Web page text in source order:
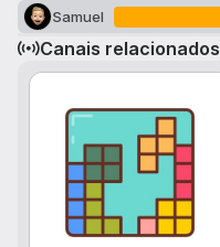
Samuel
Canais relacionados